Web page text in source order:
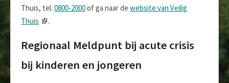
Thuis, tel. 0800-2000of ga naar de website van Veilig
Thuis
.
Regionaal Meldpunt bij acute crisis
bij kinderen en jongeren